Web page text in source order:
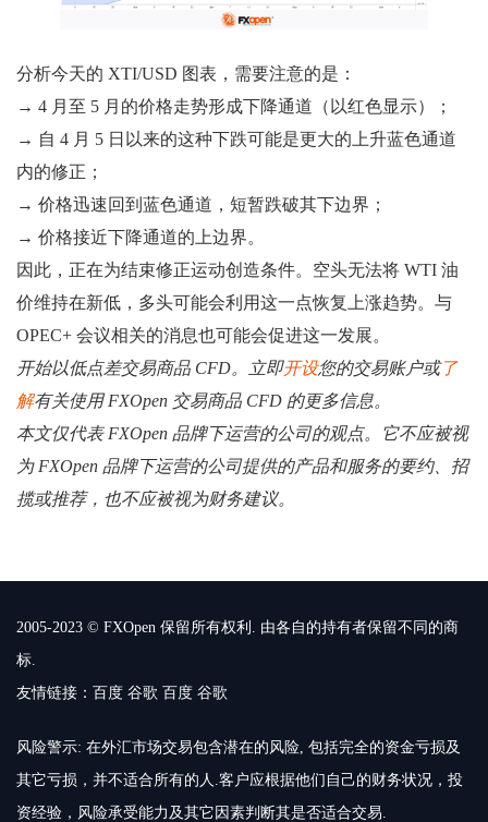
分析今天的 XTI/USD 图表，需要注意的是：
→ 4 月至 5 月的价格走势形成下降通道（以红色显示）；
→ 自 4 月 5 日以来的这种下跌可能是更大的上升蓝色通道
内的修正；
→ 价格迅速回到蓝色通道，短暂跌破其下边界；
→ 价格接近下降通道的上边界。
因此，正在为结束修正运动创造条件。空头无法将 WTI 油
价维持在新低，多头可能会利用这一点恢复上涨趋势。与
OPEC+ 会议相关的消息也可能会促进这一发展。
开始以低点差交易商品 CFD。立即开设您的交易账户或了
解有关使用 FXOpen 交易商品 CFD 的更多信息。
本文仅代表 FXOpen 品牌下运营的公司的观点。它不应被视
为 FXOpen 品牌下运营的公司提供的产品和服务的要约、招
揽或推荐，也不应被视为财务建议。
2005-2023 © FXOpen 保留所有权利. 由各自的持有者保留不同的商
标.
友情链接： 百度 谷歌 百度 谷歌
风险警示: 在外汇市场交易包含潜在的风险, 包括完全的资金亏损及
其它亏损，并不适合所有的人.客户应根据他们自己的财务状况，投
资经验，风险承受能力及其它因素判断其是否适合交易.